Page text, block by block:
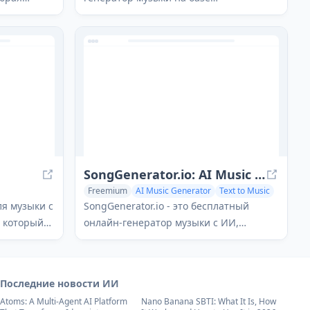
искусственного интеллекта, который
высококачественные, настраиваемые
музыки с
который
удаление
SongGenerator.io: AI Music Generator Free Online
Freemium AI Music Generator
Text to Music
Audio Enhancer
SongGenerator.io - это бесплатный
онлайн-генератор музыки с ИИ,
который позволяет пользователям
считанные секунды, вводя текстовые
описания, тексты песен или
Последние новости ИИ
Atoms: A Multi-Agent AI Platform
Nano Banana SBTI: What It Is, How